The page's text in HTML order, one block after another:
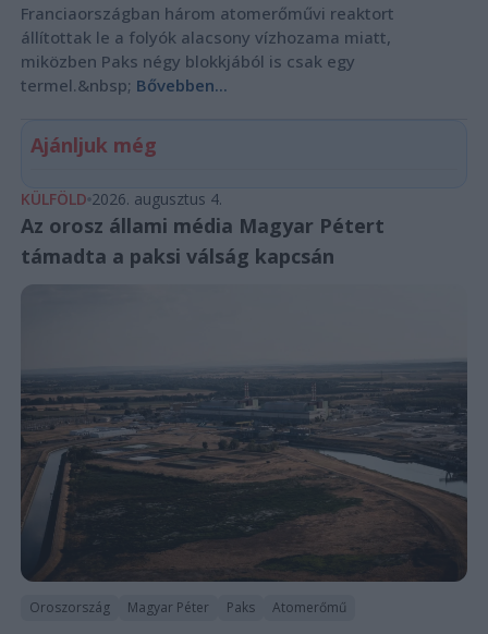
Franciaországban három atomerőművi reaktort
állítottak le a folyók alacsony vízhozama miatt,
miközben Paks négy blokkjából is csak egy
termel.&nbsp; Bővebben...
Ajánljuk még
KÜLFÖLD 2026. augusztus 4.
Az orosz állami média Magyar Pétert
támadta a paksi válság kapcsán
Oroszország Magyar Péter Paks Atomerőmű